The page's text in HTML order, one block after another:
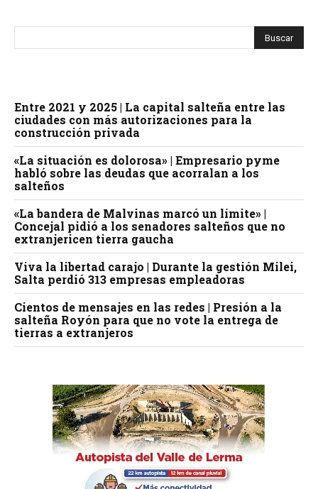
Entre 2021 y 2025 | La capital salteña entre las
ciudades con más autorizaciones para la
construcción privada
«La situación es dolorosa» | Empresario pyme
habló sobre las deudas que acorralan a los
salteños
«La bandera de Malvinas marcó un límite» |
Concejal pidió a los senadores salteños que no
extranjericen tierra gaucha
Viva la libertad carajo | Durante la gestión Milei,
Salta perdió 313 empresas empleadoras
Cientos de mensajes en las redes | Presión a la
salteña Royón para que no vote la entrega de
tierras a extranjeros